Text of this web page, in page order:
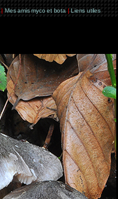
| Mes amis myco et bota | Liens utiles